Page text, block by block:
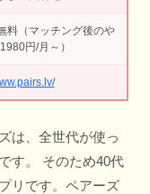
料（マッチング後のや
円/月～）
は、全世代が使っ
す。 そのため40代
リです。ペアーズ